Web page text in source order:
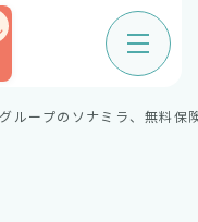
ループのソナミラ、無料